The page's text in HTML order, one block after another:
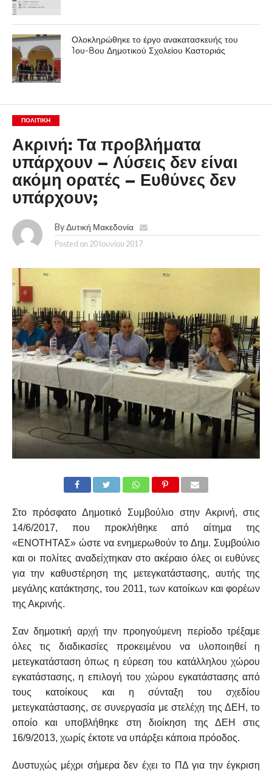
Ολοκληρώθηκε το έργο ανακατασκευής του
1ου-8ου Δημοτικού Σχολείου Καστοριάς
ΠΟΛΙΤΙΚΉ
Ακρινή: Τα προβλήματα
υπάρχουν – Λύσεις δεν είναι
ακόμη ορατές – Ευθύνες δεν
υπάρχουν;
By Δυτική Μακεδονία
Posted on 20 Ιουνίου 2017
Στο πρόσφατο Δημοτικό Συμβούλιο στην Ακρινή, στις
14/6/2017, που προκλήθηκε από αίτημα της
«ΕΝΟΤΗΤΑΣ» ώστε να ενημερωθούν το Δημ. Συμβούλιο
και οι πολίτες αναδείχτηκαν στο ακέραιο όλες οι ευθύνες
για την καθυστέρηση της μετεγκατάστασης, αυτής της
μεγάλης κατάκτησης, του 2011, των κατοίκων και φορέων
της Ακρινής.
Σαν δημοτική αρχή την προηγούμενη περίοδο τρέξαμε
όλες τις διαδικασίες προκειμένου να υλοποιηθεί η
μετεγκατάσταση όπως η εύρεση του κατάλληλου χώρου
εγκατάστασης, η επιλογή του χώρου εγκατάστασης από
τους κατοίκους και η σύνταξη του σχεδίου
μετεγκατάστασης, σε συνεργασία με στελέχη της ΔΕΗ, το
οποίο και υποβλήθηκε στη διοίκηση της ΔΕΗ στις
16/9/2013, χωρίς έκτοτε να υπάρξει κάποια πρόοδος.
Δυστυχώς μέχρι σήμερα δεν έχει το ΠΔ για την έγκριση